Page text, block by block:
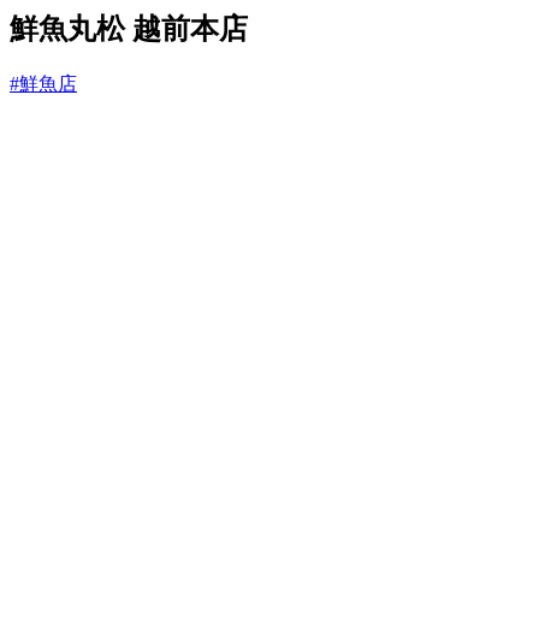
と
鮮魚丸松 越前本店
#鮮魚店